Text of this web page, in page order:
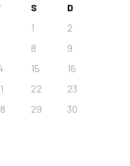
S
D
1
2
8
9
15
16
22
23
29
30